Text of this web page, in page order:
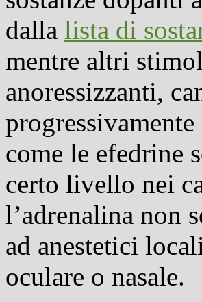
dalla lista di
mentre altri
anoressizzanti,
come le efedrine
certo livello nei
l’adrenalina non
ad anestetici
oculare o nasale.